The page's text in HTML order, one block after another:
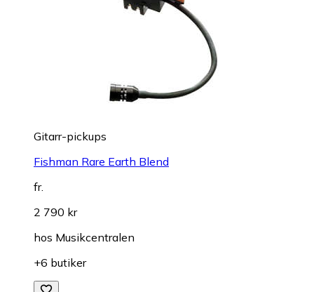
Gitarr-pickups
Fishman Rare Earth Blend
fr.
2 790 kr
hos Musikcentralen
+6 butiker